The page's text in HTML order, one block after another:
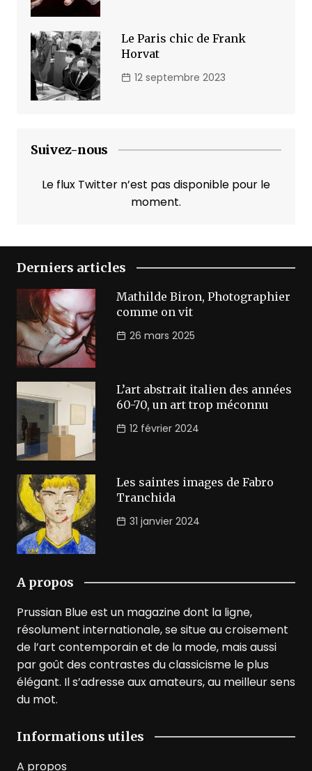
Le Paris chic de Frank
Horvat
12 septembre 2023
Suivez-nous
Le flux Twitter n’est pas disponible pour le
moment.
Derniers articles
Mathilde Biron, Photographier
comme on vit
26 mars 2025
L’art abstrait italien des années
60-70, un art trop méconnu
12 février 2024
Les saintes images de Fabro
Tranchida
31 janvier 2024
A propos
Prussian Blue est un magazine dont la ligne,
résolument internationale, se situe au croisement
de l’art contemporain et de la mode, mais aussi
par goût des contrastes du classicisme le plus
élégant. Il s’adresse aux amateurs, au meilleur sens
du mot.
Informations utiles
A propos